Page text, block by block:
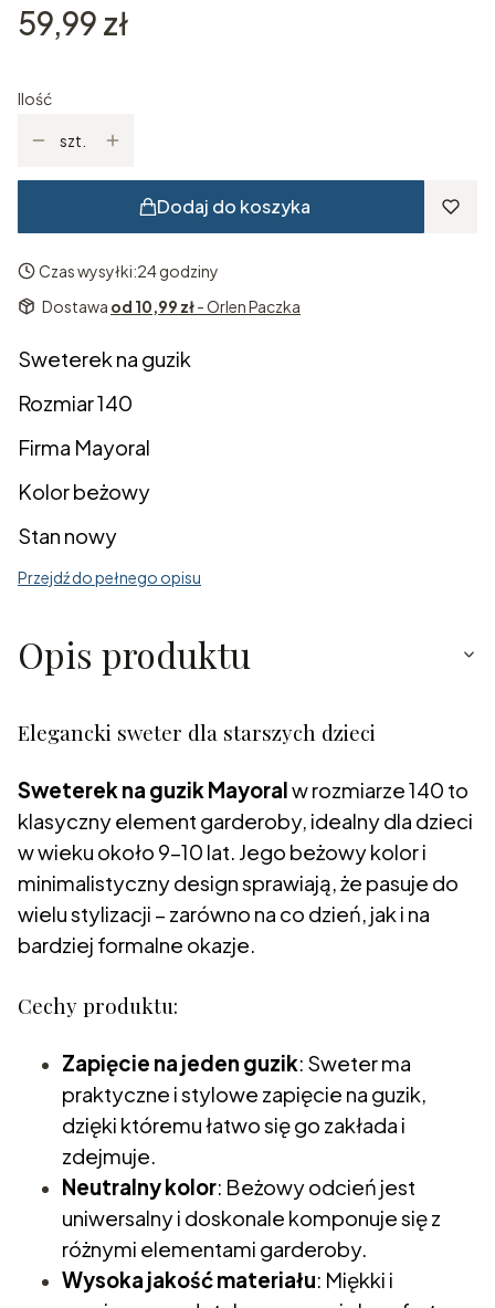
Cena
59,99 zł
Ilość
szt.
Dodaj do koszyka
Czas wysyłki:24 godziny
Dostawa od 10,99 zł- Orlen Paczka
Sweterek na guzik
Rozmiar 140
Firma Mayoral
Kolor beżowy
Stan nowy
Przejdź do pełnego opisu
Opis produktu
Elegancki sweter dla starszych dzieci
Sweterek na guzik Mayoralw rozmiarze 140 to
klasyczny element garderoby, idealny dla dzieci
w wieku około 9–10 lat. Jego beżowy kolor i
minimalistyczny design sprawiają, że pasuje do
wielu stylizacji – zarówno na co dzień, jak i na
bardziej formalne okazje.
Cechy produktu:
Zapięcie na jeden guzik: Sweter ma
praktyczne i stylowe zapięcie na guzik,
dzięki któremu łatwo się go zakłada i
zdejmuje.
Neutralny kolor: Beżowy odcień jest
uniwersalny i doskonale komponuje się z
różnymi elementami garderoby.
Wysoka jakość materiału: Miękki i